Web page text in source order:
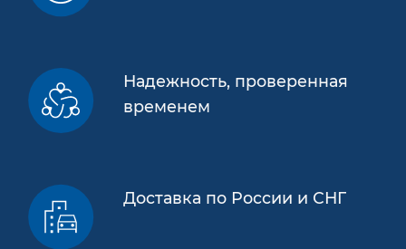
Надежность, проверенная
временем
Доставка по России и СНГ